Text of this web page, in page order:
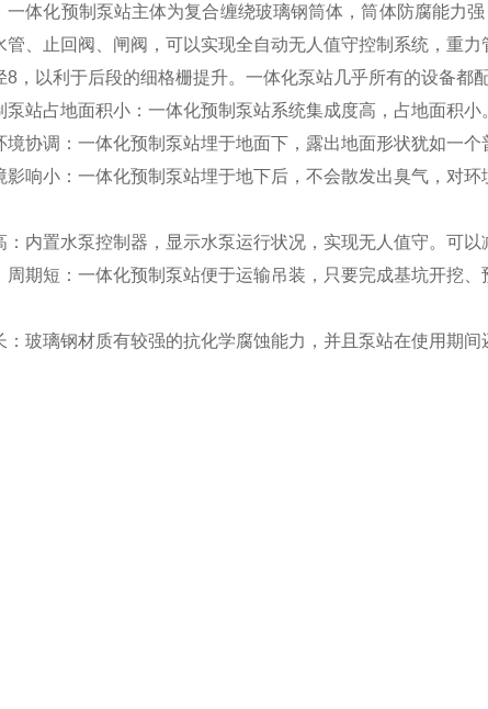
体化预制泵站主体为复合缠绕玻璃钢筒体，筒体防腐能力
管、止回阀、闸阀，可以实现全自动无人值守控制系统，重
8，以利于后段的细格栅提升。一体化泵站几乎所有的设备都
站占地面积小：一体化预制泵站系统集成度高，占地面积小。
协调：一体化预制泵站埋于地面下，露出地面形状犹如一个
响小：一体化预制泵站埋于地下后，不会散发出臭气，对
内置水泵控制器，显示水泵运行状况，实现无人值守。可以
期短：一体化预制泵站便于运输吊装，只要完成基坑开挖
玻璃钢材质有较强的抗化学腐蚀能力，并且泵站在使用期间